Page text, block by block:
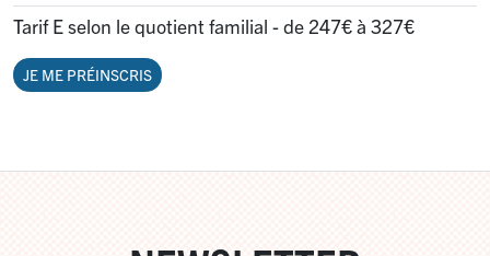
Tarif E selon le quotient familial - de 247€ à 327€
JE ME PRÉINSCRIS